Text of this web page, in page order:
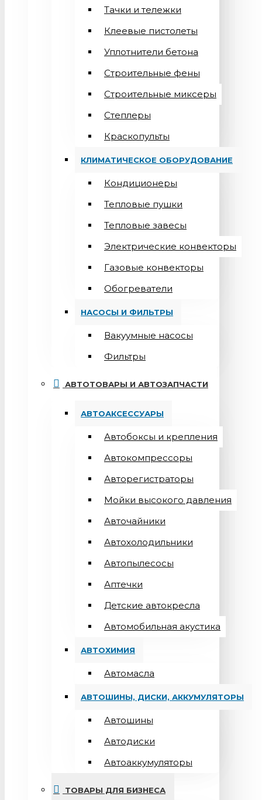
Тачки и тележки
Клеевые пистолеты
Уплотнители бетона
Строительные фены
Строительные миксеры
Степлеры
Краскопульты
КЛИМАТИЧЕСКОЕ ОБОРУДОВАНИЕ
Кондиционеры
Teпловые пушки
Тепловые завесы
Электрические конвекторы
Газовые конвекторы
Обогреватели
НАСОСЫ И ФИЛЬТРЫ
Вакуумные насосы
Фильтры
АВТОТОВАРЫ И АВТОЗАПЧАСТИ
АВТОАКСЕССУАРЫ
Автобоксы и крепления
Автокомпрессоры
Авторегистраторы
Мойки высокого давления
Авточайники
Автохолодильники
Автопылесосы
Аптечки
Детские автокресла
Автомобильная акустика
АВТОХИМИЯ
Автомасла
АВТОШИНЫ, ДИСКИ, АККУМУЛЯТОРЫ
Автошины
Автодиски
Автоаккумуляторы
ТОВАРЫ ДЛЯ БИЗНЕСА